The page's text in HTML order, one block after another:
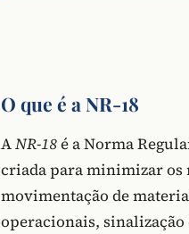
O que é a NR-18
ANR-18é a Norma
criada para minimizar os
movimentação de
operacionais, sinalização